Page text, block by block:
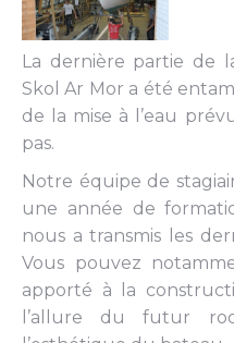
La dernière partie de
Skol Ar Mor a été
de la mise à l’eau
pas.
Notre équipe de
une année de
nous a transmis les
Vous pouvez
apporté à la
l’allure du futur